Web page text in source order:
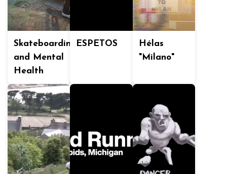
Skateboarding
and Mental
Health
ESPETOS
Hélas
"Milano"